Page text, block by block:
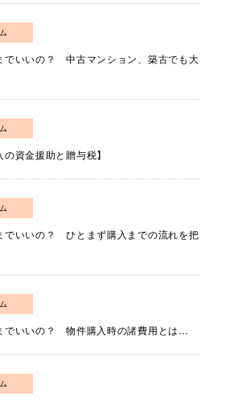
でいいの？ 中古マンション、築古でも大
資金援助と贈与税】
でいいの？ ひとまず購入までの流れを把
でいいの？ 物件購入時の諸費用とは…